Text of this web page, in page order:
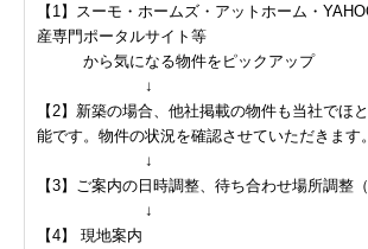
【1】スーモ・ホームズ・アットホーム・
産専門ポータルサイト等
から気になる物件をピックアップ
↓
【2】新築の場合、他社掲載の物件も当社でほ
能です。物件の状況を確認させていただきます。
↓
【3】ご案内の日時調整、待ち合わせ場所調整（
↓
【4】 現地案内